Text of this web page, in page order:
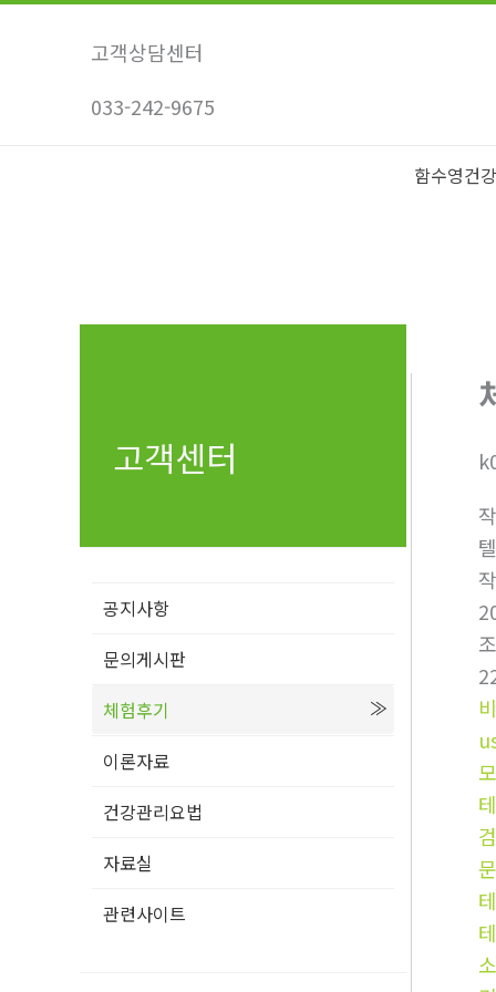
콘
고객상담센터
033-242-9675
함수영건
고객센터
공지사항
문의게시판
체험후기
이론자료
건강관리요법
자료실
관련사이트